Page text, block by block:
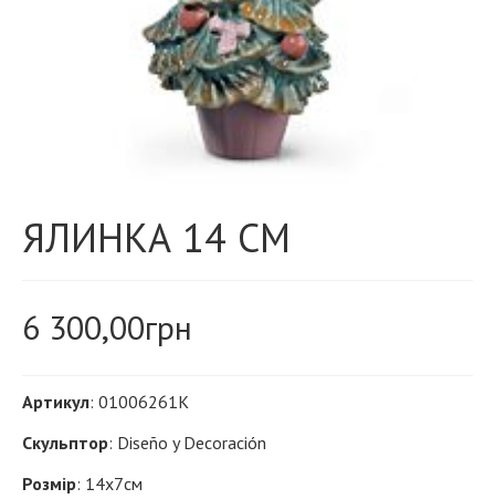
ЯЛИНКА 14 СМ
6 300,00грн
Артикул: 01006261K
Скульптор: Diseño y Decoración
Розмір: 14х7см